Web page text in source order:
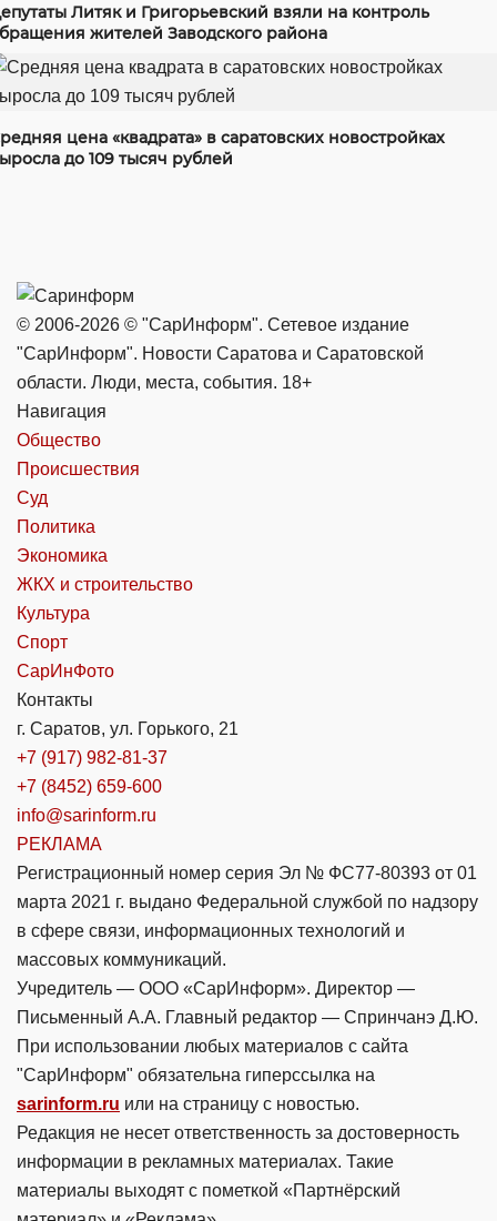
Литяк и Григорьевский взяли на контроль
жителей Заводского района
цена «квадрата» в саратовских новостройках
до 109 тысяч рублей
© 2006-2026 © "СарИнформ". Сетевое издание
"СарИнформ". Новости Саратова и Саратовской
области. Люди, места, события. 18+
Навигация
Общество
Происшествия
Суд
Политика
Экономика
ЖКХ и строительство
Культура
Спорт
СарИнФото
Контакты
г. Саратов, ул. Горького, 21
+7 (917) 982-81-37
+7 (8452) 659-600
info@sarinform.ru
РЕКЛАМА
Регистрационный номер серия Эл № ФС77-80393 от 01
марта 2021 г. выдано Федеральной службой по надзору
в сфере связи, информационных технологий и
массовых коммуникаций.
Учредитель — ООО «СарИнформ». Директор —
Письменный А.А. Главный редактор — Спринчанэ Д.Ю.
При использовании любых материалов с сайта
"СарИнформ" обязательна гиперссылка на
sarinform.ru или на страницу с новостью.
Редакция не несет ответственность за достоверность
информации в рекламных материалах. Такие
материалы выходят с пометкой «Партнёрский